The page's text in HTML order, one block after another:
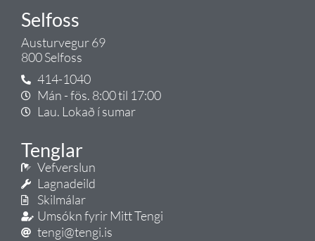
Selfoss
Austurvegur 69
800 Selfoss
414-1040
Mán - fös. 8:00 til 17:00
Lau. Lokað í sumar
Tenglar
Vefverslun
Lagnadeild
Skilmálar
Umsókn fyrir Mitt Tengi
tengi@tengi.is